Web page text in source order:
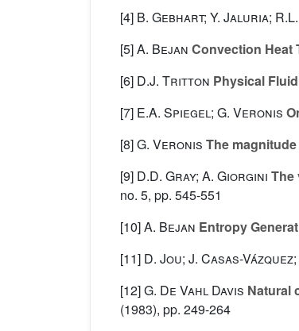
[4] B. Gebhart; Y. Jaluria;
[5]A. Bejan Convection Heat
[6] D.J. Tritton Physical
[7] E.A. Spiegel; G. Veronis
[8]G. Veronis The
[9] D.D. Gray; A. Giorgini The
no. 5, pp. 545-551
[10]A. Bejan Entropy
[11] D. Jou; J. Casas-
[12]G. De Vahl Davis Natural
(1983), pp. 249-264